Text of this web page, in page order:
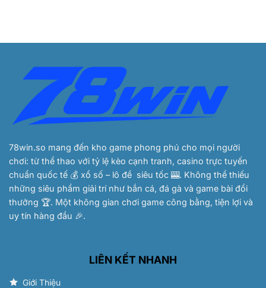
Nhất
Mã
Con
Trúng
Lớn
2025
78win.so mang đến kho game phong phú cho mọi người
chơi: từ thể thao với tỷ lệ kèo cạnh tranh, casino trực tuyến
chuẩn quốc tế 💰 xổ số – lô đề siêu tốc 🎰. Không thể thiếu
những siêu phẩm giải trí như bắn cá, đá gà và game bài đổi
thưởng 🏆. Một không gian chơi game công bằng, tiện lợi và
uy tín hàng đầu 🎉.
LIÊN KẾT NHANH
Giới Thiệu